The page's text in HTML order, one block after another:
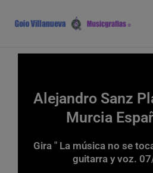
contenido
Alejandro Sanz
Murcia
Gira " La música no se
guitarra y voz.